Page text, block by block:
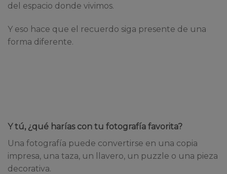
del espacio donde vivimos.
Y eso hace que el recuerdo siga presente de una
forma diferente.
Y tú, ¿qué harías con tu fotografía favorita?
Una fotografía puede convertirse en una copia
impresa, una taza, un llavero, un puzzle o una pieza
decorativa.